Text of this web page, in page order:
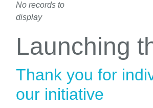
No records to
display
Launching
Thank you for
our initiative